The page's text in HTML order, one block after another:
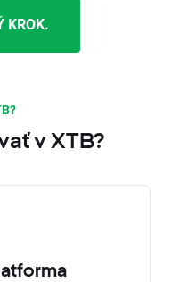
KROK.
v XTB?